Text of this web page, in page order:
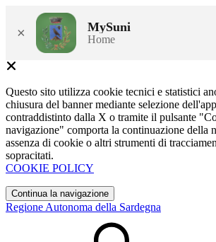
× MySuni
Home
Questo sito utilizza cookie tecnici e statistici
chiusura del banner mediante selezione
contraddistinto dalla X o tramite il pulsante
navigazione" comporta la continuazione della
assenza di cookie o altri strumenti di
sopracitati.
COOKIE POLICY
Continua la navigazione
Regione Autonoma della Sardegna